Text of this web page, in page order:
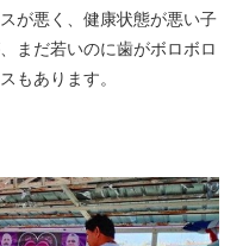
が悪く、健康状態が悪い子
まだ若いのに歯がボロボロ
もあります。